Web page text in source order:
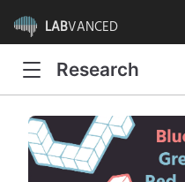
LABVANCED
Research